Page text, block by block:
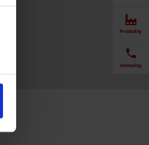
Produkty
Kontakty